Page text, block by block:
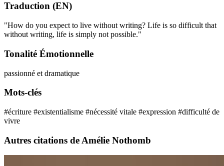
Traduction (EN)
"How do you expect to live without writing? Life is so difficult that
without writing, life is simply not possible."
Tonalité Émotionnelle
passionné et dramatique
Mots-clés
#écriture #existentialisme #nécessité vitale #expression #difficulté de
vivre
Autres citations de Amélie Nothomb